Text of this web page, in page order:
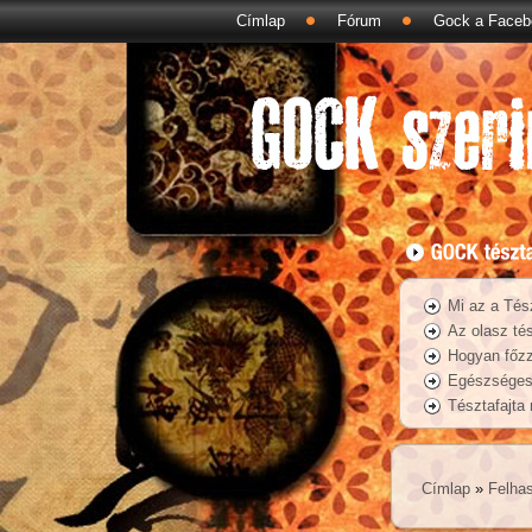
Címlap Fórum Gock a
Mi az a
Az olasz
Hogyan
Tésztafajta
Címlap »